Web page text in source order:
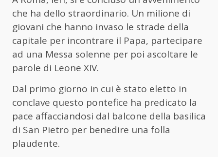
che ha dello straordinario. Un milione di
giovani che hanno invaso le strade della
capitale per incontrare il Papa, partecipare
ad una Messa solenne per poi ascoltare le
parole di Leone XIV.
Dal primo giorno in cui è stato eletto in
conclave questo pontefice ha predicato la
pace affacciandosi dal balcone della basilica
di San Pietro per benedire una folla
plaudente.